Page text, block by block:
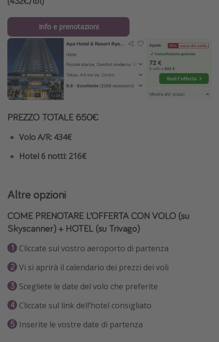
Info e prenotazioni
PREZZO TOTALE 650€
Volo A/R: 434€
Hotel 6 notti: 216€
Altre opzioni
COME PRENOTARE L’OFFERTA CON VOLO (su
Skyscanner) + HOTEL (su Trivago)
Cliccate sul vostro aeroporto di partenza
Vi si aprirà il calendario dei prezzi dei voli
Scegliete le date del volo che preferite
Cliccate sul link dell’hotel consigliato
Inserite le vostre date di partenza